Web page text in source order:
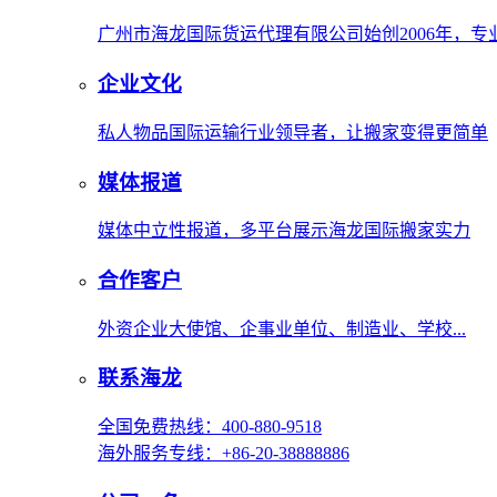
广州市海龙国际货运代理有限公司始创2006年，
企业文化
私人物品国际运输行业领导者，让搬家变得更简单
媒体报道
媒体中立性报道，多平台展示海龙国际搬家实力
合作客户
外资企业大使馆、企事业单位、制造业、学校...
联系海龙
全国免费热线：400-880-9518
海外服务专线：+86-20-38888886